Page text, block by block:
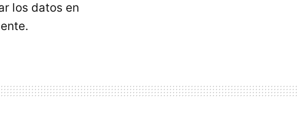
los datos en